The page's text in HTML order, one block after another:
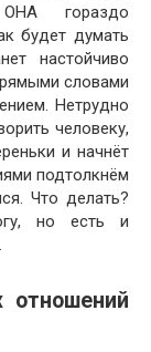
гораздо
будет думать
настойчиво
словами
Нетрудно
человеку,
и начнёт
подтолкнём
Что делать?
но есть и
отношений